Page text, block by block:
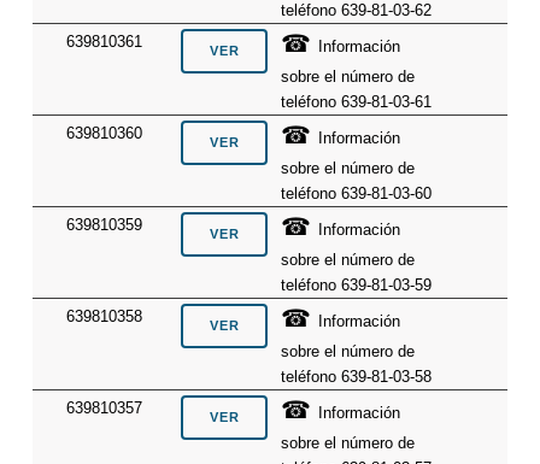
teléfono 639-81-03-62
639810361
☎
Información
sobre el número de
teléfono 639-81-03-61
639810360
☎
Información
sobre el número de
teléfono 639-81-03-60
639810359
☎
Información
sobre el número de
teléfono 639-81-03-59
639810358
☎
Información
sobre el número de
teléfono 639-81-03-58
639810357
☎
Información
sobre el número de